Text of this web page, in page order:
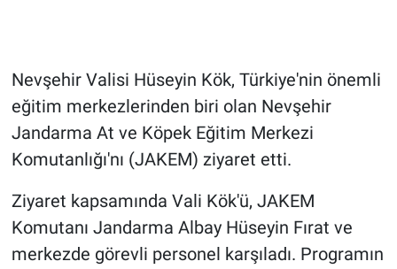
Nevşehir Valisi Hüseyin Kök, Türkiye'nin önemli
eğitim merkezlerinden biri olan Nevşehir
Jandarma At ve Köpek Eğitim Merkezi
Komutanlığı'nı (JAKEM) ziyaret etti.
Ziyaret kapsamında Vali Kök'ü, JAKEM
Komutanı Jandarma Albay Hüseyin Fırat ve
merkezde görevli personel karşıladı. Programın
Kayseri
Niğde
Aksaray
Kırşehir
Yerel